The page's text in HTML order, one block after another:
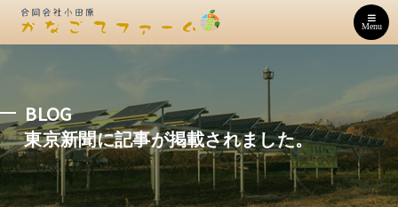
Menu
東京新聞に記事が掲載されました。
BLOG